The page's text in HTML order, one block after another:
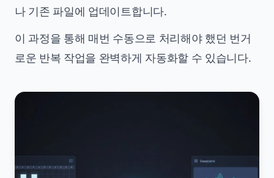
나 기존 파일에 업데이트합니다.
이 과정을 통해 매번 수동으로 처리해야 했던 번거
로운 반복 작업을 완벽하게 자동화할 수 있습니다.